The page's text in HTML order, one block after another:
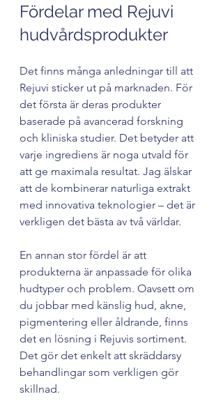
Fördelar med Rejuvi
hudvårdsprodukter
Det finns många anledningar till att
Rejuvi sticker ut på marknaden. För
det första är deras produkter
baserade på avancerad forskning
och kliniska studier. Det betyder att
varje ingrediens är noga utvald för
att ge maximala resultat. Jag älskar
att de kombinerar naturliga extrakt
med innovativa teknologier – det är
verkligen det bästa av två världar.
En annan stor fördel är att
produkterna är anpassade för olika
hudtyper och problem. Oavsett om
du jobbar med känslig hud, akne,
pigmentering eller åldrande, finns
det en lösning i Rejuvis sortiment.
Det gör det enkelt att skräddarsy
behandlingar som verkligen gör
skillnad.